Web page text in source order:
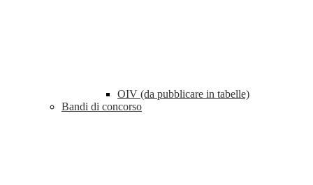
OIV (da pubblicare in tabelle)
Bandi di concorso